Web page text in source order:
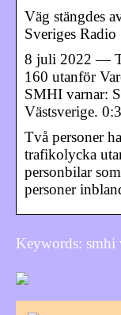
Väg stängdes
Sveriges Radio
8 juli 2022 —
160 utanför
SMHI varnar:
Västsverige.
Två personer
trafikolycka
personbilar
personer
Keywords: smhi